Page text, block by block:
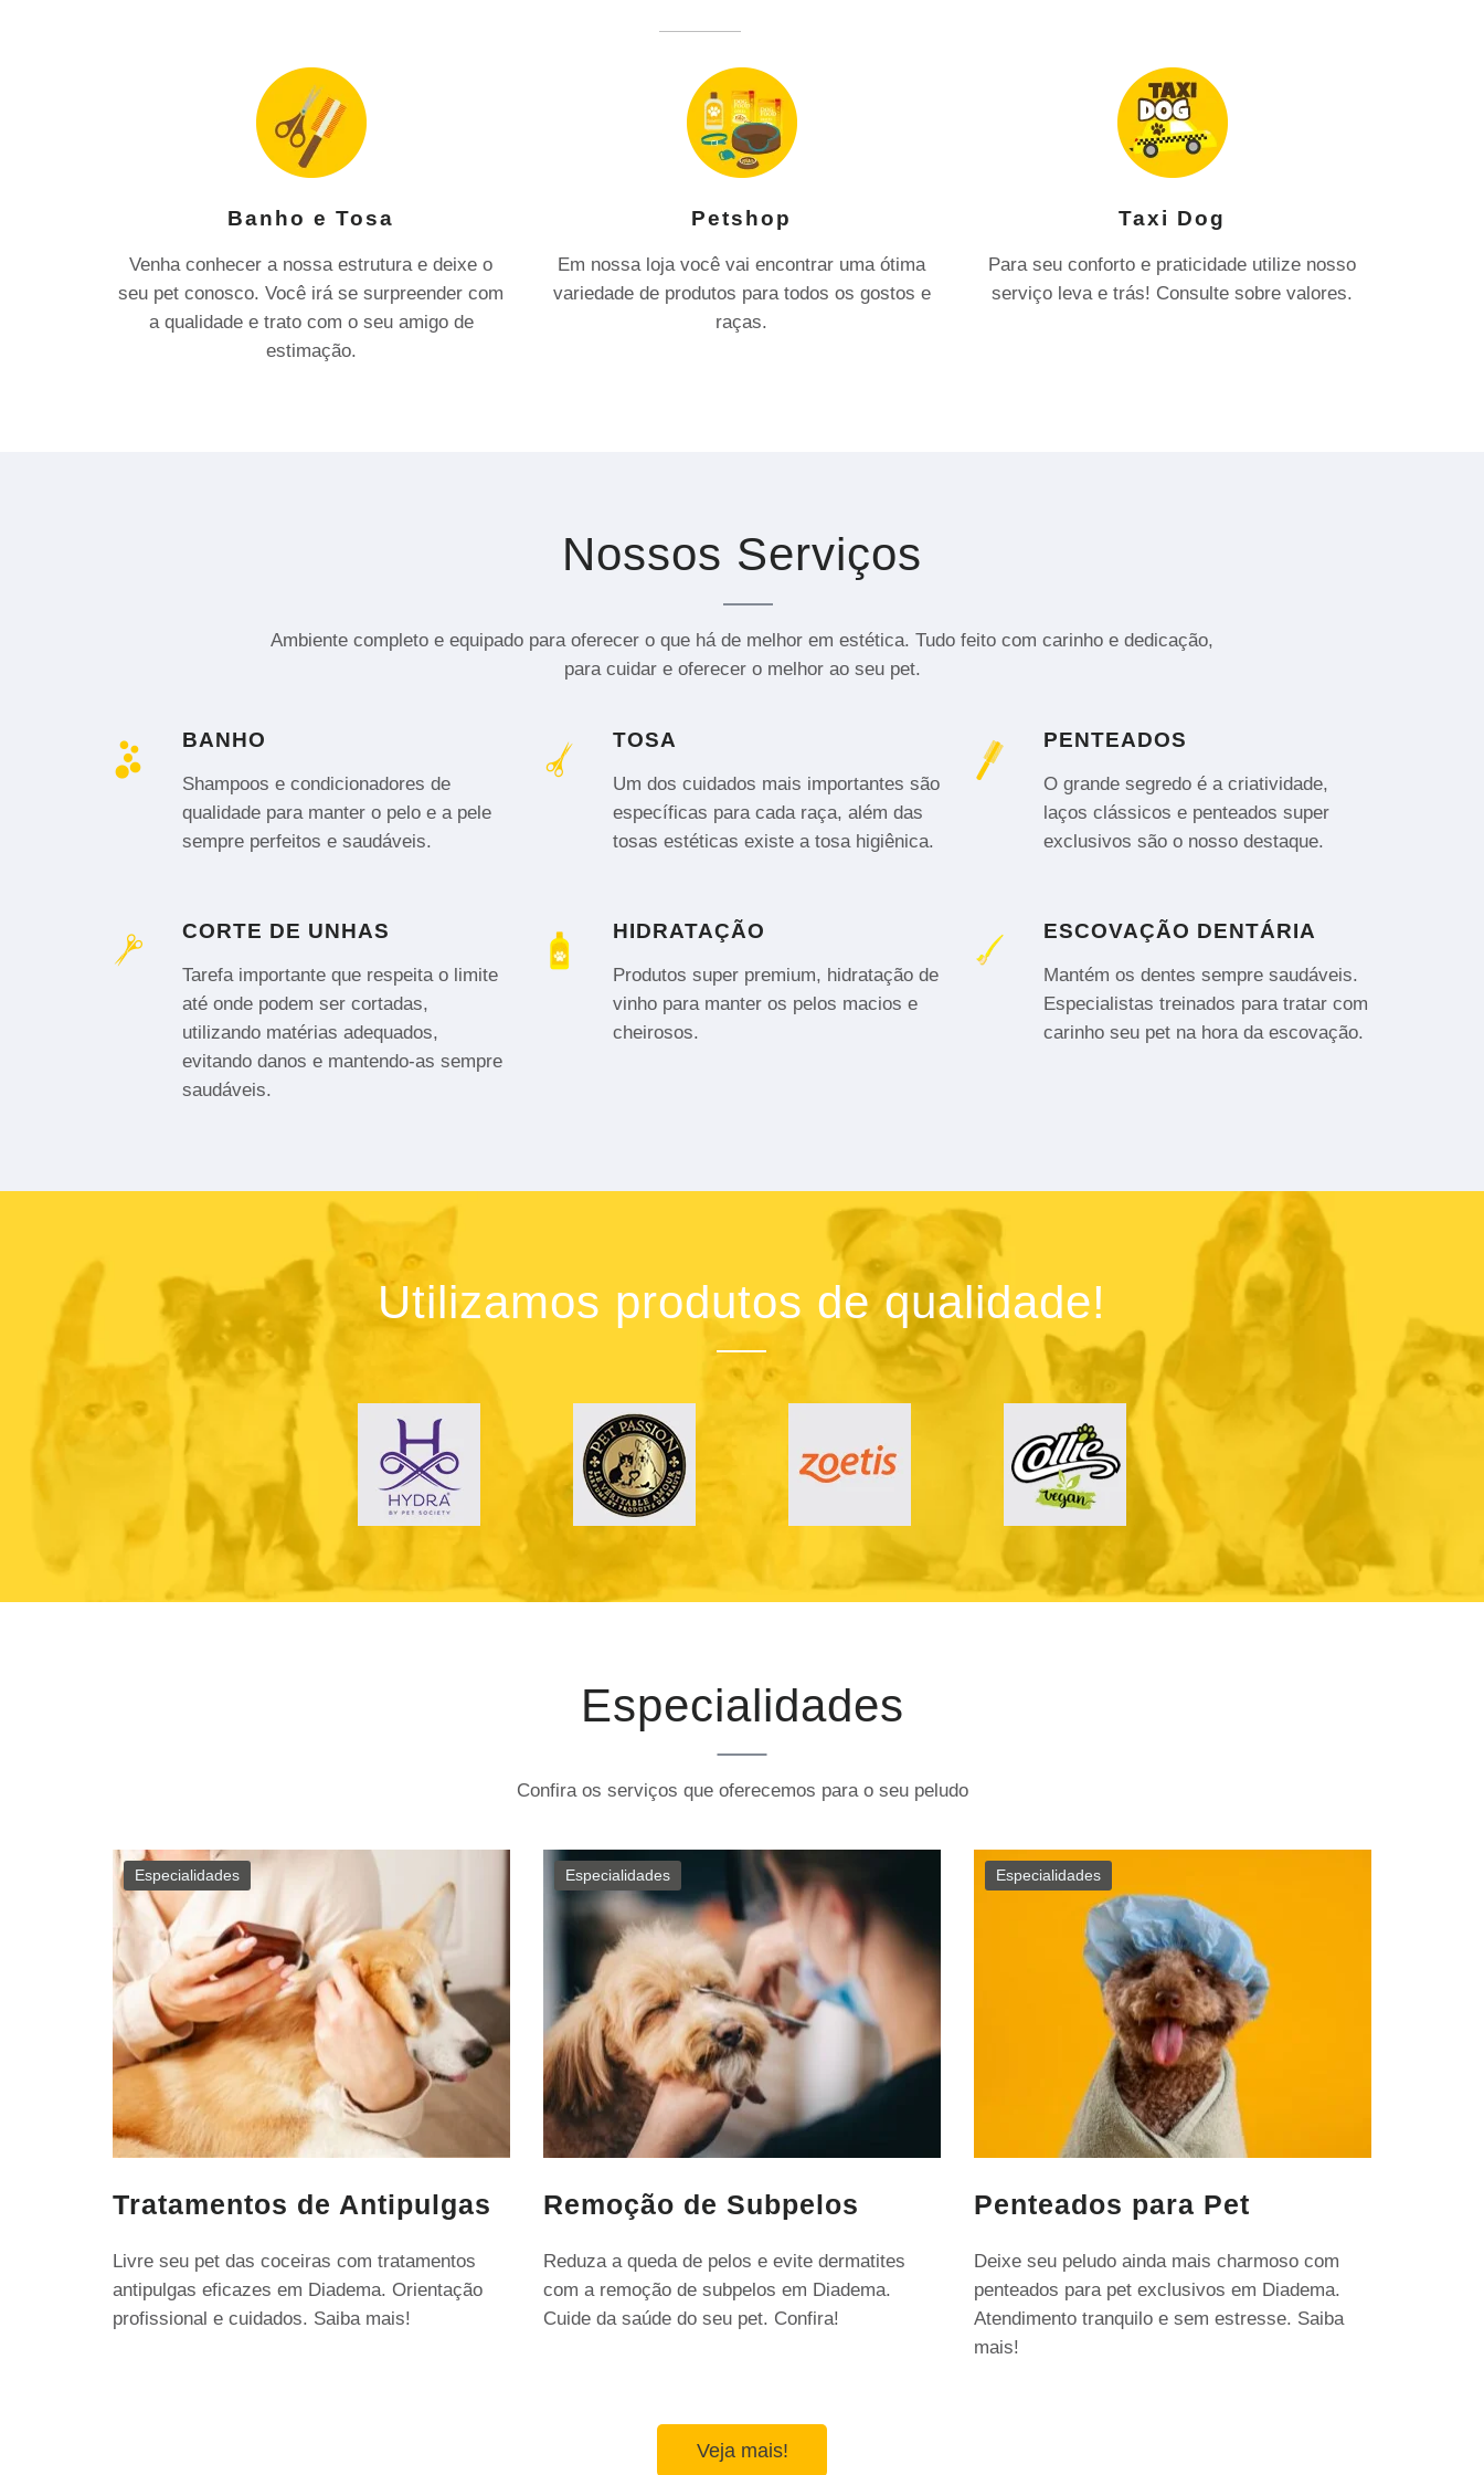
Banho e Tosa
Venha conhecer a nossa estrutura e deixe o
seu pet conosco. Você irá se surpreender com
a qualidade e trato com o seu amigo de
estimação.
Petshop
Em nossa loja você vai encontrar uma ótima
variedade de produtos para todos os gostos e
raças.
Taxi Dog
Para seu conforto e praticidade utilize nosso
serviço leva e trás! Consulte sobre valores.
Nossos Serviços
Ambiente completo e equipado para oferecer o que há de melhor em estética. Tudo feito com carinho e dedicação,
para cuidar e oferecer o melhor ao seu pet.
BANHO
Shampoos e condicionadores de
qualidade para manter o pelo e a pele
sempre perfeitos e saudáveis.
TOSA
Um dos cuidados mais importantes são
específicas para cada raça, além das
tosas estéticas existe a tosa higiênica.
PENTEADOS
O grande segredo é a criatividade,
laços clássicos e penteados super
exclusivos são o nosso destaque.
CORTE DE UNHAS
Tarefa importante que respeita o limite
até onde podem ser cortadas,
utilizando matérias adequados,
evitando danos e mantendo-as sempre
saudáveis.
HIDRATAÇÃO
Produtos super premium, hidratação de
vinho para manter os pelos macios e
cheirosos.
ESCOVAÇÃO DENTÁRIA
Mantém os dentes sempre saudáveis.
Especialistas treinados para tratar com
carinho seu pet na hora da escovação.
Utilizamos produtos de qualidade!
Especialidades
Confira os serviços que oferecemos para o seu peludo
Especialidades
Tratamentos de Antipulgas
Livre seu pet das coceiras com tratamentos
antipulgas eficazes em Diadema. Orientação
profissional e cuidados. Saiba mais!
Especialidades
Remoção de Subpelos
Reduza a queda de pelos e evite dermatites
com a remoção de subpelos em Diadema.
Cuide da saúde do seu pet. Confira!
Especialidades
Penteados para Pet
Deixe seu peludo ainda mais charmoso com
penteados para pet exclusivos em Diadema.
Atendimento tranquilo e sem estresse. Saiba
mais!
Veja mais!